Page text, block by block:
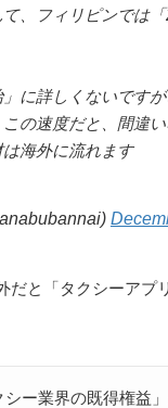
、フィリピンでは
に詳しくないです
の速度だと、間違
海外に流れます
だと「タクシーアプ
ー業界の既得権益」